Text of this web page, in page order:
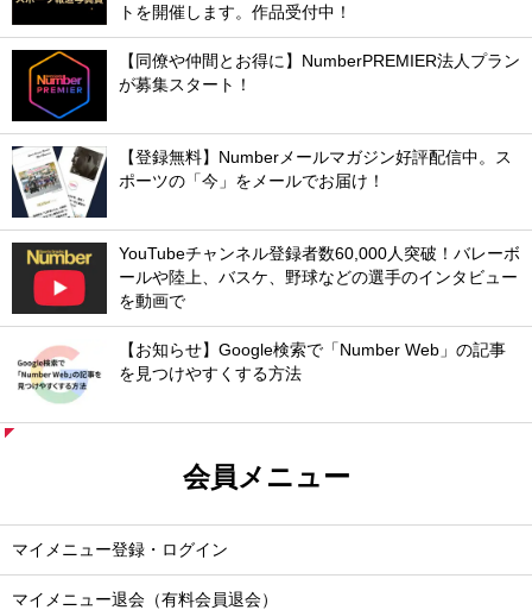
トを開催します。作品受付中！
【同僚や仲間とお得に】NumberPREMIER法人プラン
が募集スタート！
【登録無料】Numberメールマガジン好評配信中。ス
ポーツの「今」をメールでお届け！
YouTubeチャンネル登録者数60,000人突破！バレーボ
ールや陸上、バスケ、野球などの選手のインタビュー
を動画で
【お知らせ】Google検索で「Number Web」の記事
を見つけやすくする方法
会員メニュー
マイメニュー登録・ログイン
マイメニュー退会（有料会員退会）